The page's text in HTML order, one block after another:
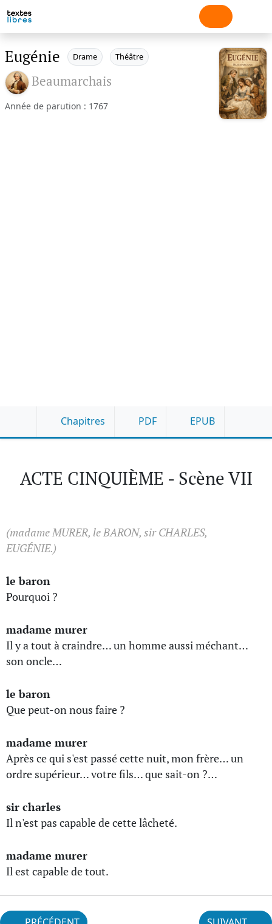
Eugénie Drame Théâtre
Beaumarchais
Année de parution : 1767
Chapitres PDF EPUB
ACTE CINQUIÈME - Scène VII
(madame MURER, le BARON, sir CHARLES,
EUGÉNIE.)
le baron
Pourquoi ?
madame murer
Il y a tout à craindre… un homme aussi méchant…
son oncle…
le baron
Que peut-on nous faire ?
madame murer
Après ce qui s'est passé cette nuit, mon frère… un
ordre supérieur… votre fils… que sait-on ?…
sir charles
Il n'est pas capable de cette lâcheté.
madame murer
Il est capable de tout.